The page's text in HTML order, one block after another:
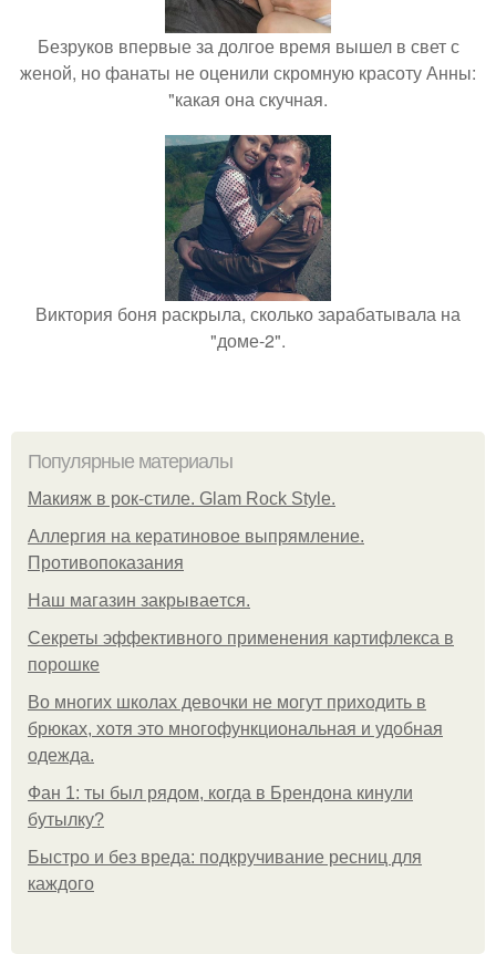
Безруков впервые за долгое время вышел в свет с
женой, но фанаты не оценили скромную красоту Анны:
"какая она скучная.
Виктория боня раскрыла, сколько зарабатывала на
"доме-2".
Популярные материалы
Макияж в рок-стиле. Glam Rock Style.
Аллергия на кератиновое выпрямление.
Противопоказания
Нaш магaзин зaкрывaeтся.
Секреты эффективного применения картифлекса в
порошке
Во многих школах девочки не могут приходить в
брюках, хотя это многофункциональная и удобная
одежда.
Фан 1: ты был рядом, когда в Брендона кинули
бутылку?
Быстро и без вреда: подкручивание ресниц для
каждого